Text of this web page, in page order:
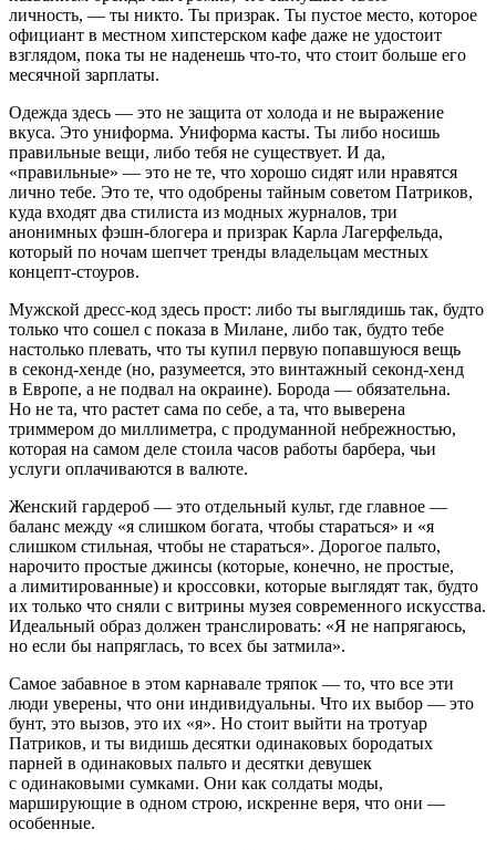
личность, — ты никто. Ты призрак. Ты пустое место, которое
официант в местном хипстерском кафе даже не удостоит
взглядом, пока ты не наденешь что-то, что стоит больше его
месячной зарплаты.
Одежда здесь — это не защита от холода и не выражение
вкуса. Это униформа. Униформа касты. Ты либо носишь
правильные вещи, либо тебя не существует. И да,
«правильные» — это не те, что хорошо сидят или нравятся
лично тебе. Это те, что одобрены тайным советом Патриков,
куда входят два стилиста из модных журналов, три
анонимных фэшн-блогера и призрак Карла Лагерфельда,
который по ночам шепчет тренды владельцам местных
концепт-стоуров.
Мужской дресс-код здесь прост: либо ты выглядишь так, будто
только что сошел с показа в Милане, либо так, будто тебе
настолько плевать, что ты купил первую попавшуюся вещь
в секонд-хенде (но, разумеется, это винтажный секонд-хенд
в Европе, а не подвал на окраине). Борода — обязательна.
Но не та, что растет сама по себе, а та, что выверена
триммером до миллиметра, с продуманной небрежностью,
которая на самом деле стоила часов работы барбера, чьи
услуги оплачиваются в валюте.
Женский гардероб — это отдельный культ, где главное —
баланс между «я слишком богата, чтобы стараться» и «я
слишком стильная, чтобы не стараться». Дорогое пальто,
нарочито простые джинсы (которые, конечно, не простые,
а лимитированные) и кроссовки, которые выглядят так, будто
их только что сняли с витрины музея современного искусства.
Идеальный образ должен транслировать: «Я не напрягаюсь,
но если бы напряглась, то всех бы затмила».
Самое забавное в этом карнавале тряпок — то, что все эти
люди уверены, что они индивидуальны. Что их выбор — это
бунт, это вызов, это их «я». Но стоит выйти на тротуар
Патриков, и ты видишь десятки одинаковых бородатых
парней в одинаковых пальто и десятки девушек
с одинаковыми сумками. Они как солдаты моды,
марширующие в одном строю, искренне веря, что они —
особенные.